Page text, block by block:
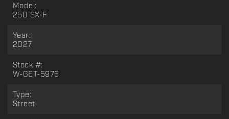
Model:
250 SX-F
Year:
2027
Stock #:
W-GET-5976
Type:
Street